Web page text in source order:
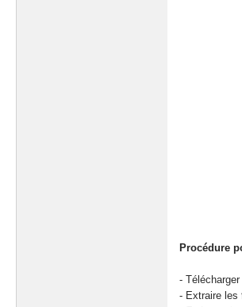
Procédure
-
- Extraire les